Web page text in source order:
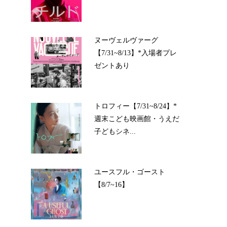
ヌーヴェルヴァーグ
【7/31~8/13】*入場者プレ
ゼントあり
トロフィー【7/31~8/24】*
週末こども映画館・うえだ
子どもシネ...
ユースフル・ゴースト
【8/7~16】